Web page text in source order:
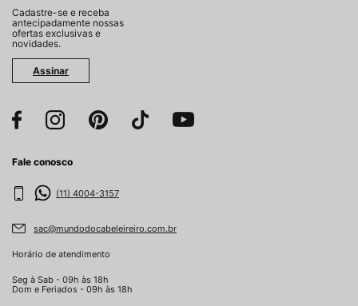
Cadastre-se e receba
antecipadamente nossas
ofertas exclusivas e
novidades.
Assinar
Fale conosco
(11) 4004-3157
sac@mundodocabeleireiro.com.br
Horário de atendimento
Seg à Sab - 09h às 18h
Dom e Feriados - 09h às 18h